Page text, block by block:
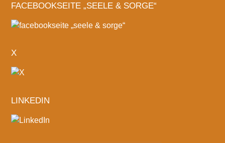
FACEBOOKSEITE „SEELE & SORGE“
X
LINKEDIN